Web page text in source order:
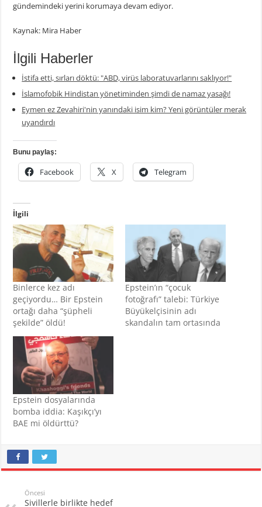
gündemindeki yerini korumaya devam ediyor.
Kaynak: Mira Haber
İlgili Haberler
İstifa etti, sırları döktü: "ABD, virüs laboratuvarlarını saklıyor!"
İslamofobik Hindistan yönetiminden şimdi de namaz yasağı!
Eymen ez Zevahiri'nin yanındaki isim kim? Yeni görüntüler merak
uyandırdı
Bunu paylaş:
Facebook X Telegram
İlgili
Binlerce kez adı
geçiyordu… Bir Epstein
ortağı daha “şüpheli
şekilde” öldü!
Epstein’ın “çocuk
fotoğrafı” talebi: Türkiye
Büyükelçisinin adı
skandalın tam ortasında
Epstein dosyalarında
bomba iddia: Kaşıkçı’yı
BAE mi öldürttü?
Öncesi
Sivillerle birlikte hedef